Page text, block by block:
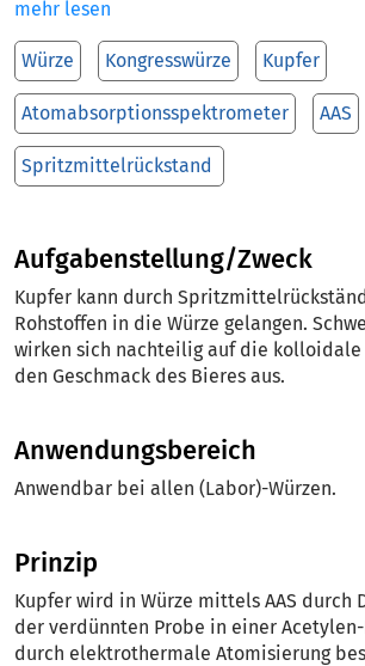
mehr lesen
Würze Kongresswürze Kupfer
Atomabsorptionsspektrometer AAS
Spritzmittelrückstand
Aufgabenstellung/Zweck
Kupfer kann durch
Rohstoffen in die Würze gelangen.
wirken sich nachteilig auf die
den Geschmack des Bieres aus.
Anwendungsbereich
Anwendbar bei allen (Labor)-Würzen.
Prinzip
Kupfer wird in Würze mittels AAS durch
der verdünnten Probe in einer
durch elektrothermale Atomisierung